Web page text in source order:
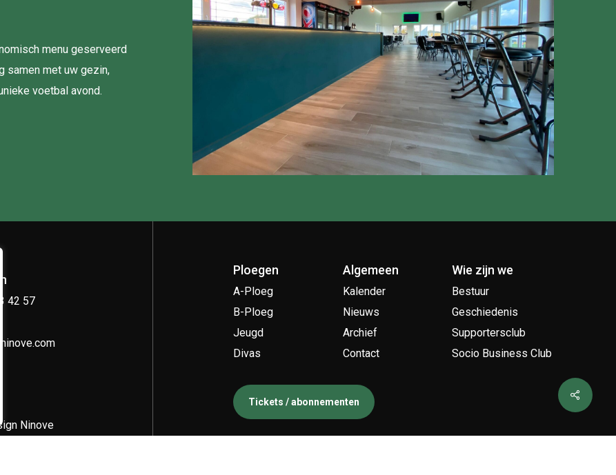
menu geserveerd
samen met uw gezin,
voetbal avond.
42 57
Ninove
Ploegen
A-Ploeg
B-Ploeg
Jeugd
Divas
Algemeen
Kalender
Nieuws
Archief
Contact
Wie zijn we
Bestuur
Geschiedenis
Supportersclub
Socio Business Club
Tickets / abonnementen